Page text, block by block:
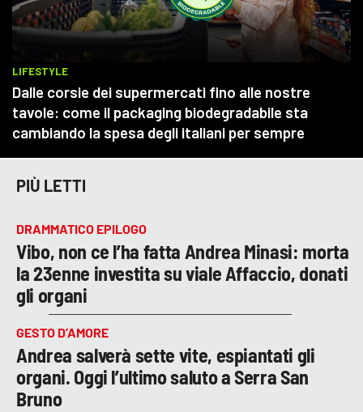
PIÙ LETTI
DRAMMATICO EPILOGO
Vibo, non ce l’ha fatta Andrea Minasi: morta
la 23enne investita su viale Affaccio, donati
gli organi
GESTO D’AMORE
Andrea salverà sette vite, espiantati gli
organi. Oggi l’ultimo saluto a Serra San
Bruno